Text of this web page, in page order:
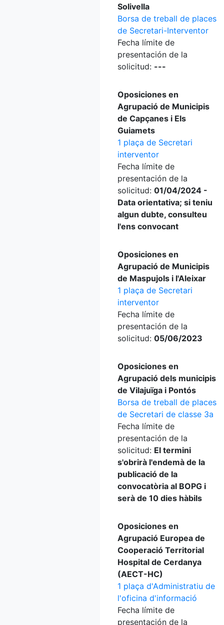
Solivella
Borsa de treball de places
de Secretari-Interventor
Fecha límite de
presentación de la
solicitud: ---
Oposiciones en
Agrupació de Municipis
de Capçanes i Els
Guiamets
1 plaça de Secretari
interventor
Fecha límite de
presentación de la
solicitud: 01/04/2024 -
Data orientativa; si teniu
algun dubte, consulteu
l'ens convocant
Oposiciones en
Agrupació de Municipis
de Maspujols i l'Aleixar
1 plaça de Secretari
interventor
Fecha límite de
presentación de la
solicitud: 05/06/2023
Oposiciones en
Agrupació dels municipis
de Vilajuïga i Pontós
Borsa de treball de places
de Secretari de classe 3a
Fecha límite de
presentación de la
solicitud: El termini
s'obrirà l'endemà de la
publicació de la
convocatòria al BOPG i
serà de 10 dies hàbils
Oposiciones en
Agrupació Europea de
Cooperació Territorial
Hospital de Cerdanya
(AECT-HC)
1 plaça d'Administratiu de
l'oficina d'informació
Fecha límite de
presentación de la